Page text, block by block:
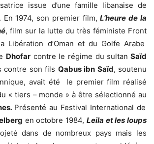
issue d’une famille libanaise de
En 1974, son premier film,L’heure de la
, film sur la lutte du très féministe Front
Libération d’Oman et du Golfe Arabe
Dhofar contre le régime du sultan Saïd
contre son fils Qabus ibn Saïd, soutenu
avait été le premier film réalisé
« tiers – monde » à être sélectionné au
. Présenté au Festival International de
en octobre 1984, Leila et les loups
dans de nombreux pays mais les